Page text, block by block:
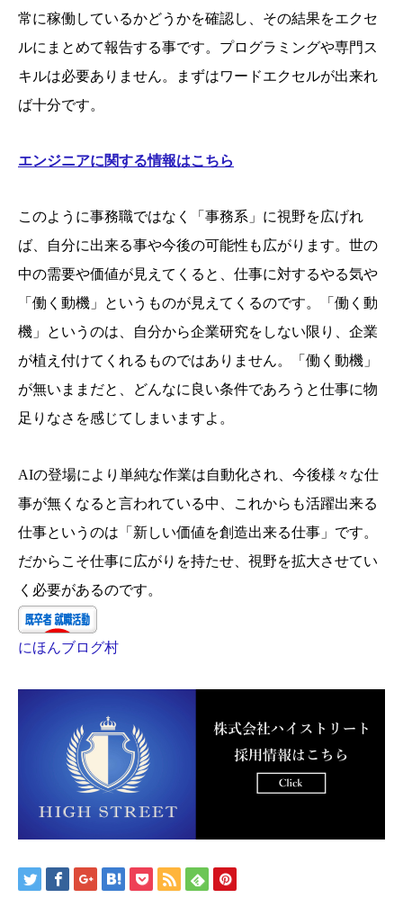
常に稼働しているかどうかを確認し、その結果をエクセ
ルにまとめて報告する事です。プログラミングや専門ス
キルは必要ありません。まずはワードエクセルが出来れ
ば十分です。
エンジニアに関する情報はこちら
このように事務職ではなく「事務系」に視野を広げれ
ば、自分に出来る事や今後の可能性も広がります。世の
中の需要や価値が見えてくると、仕事に対するやる気や
「働く動機」というものが見えてくるのです。「働く動
機」というのは、自分から企業研究をしない限り、企業
が植え付けてくれるものではありません。「働く動機」
が無いままだと、どんなに良い条件であろうと仕事に物
足りなさを感じてしまいますよ。
AIの登場により単純な作業は自動化され、今後様々な仕
事が無くなると言われている中、これからも活躍出来る
仕事というのは「新しい価値を創造出来る仕事」です。
だからこそ仕事に広がりを持たせ、視野を拡大させてい
く必要があるのです。
にほんブログ村